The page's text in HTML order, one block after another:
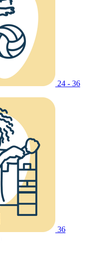
24 - 36
36